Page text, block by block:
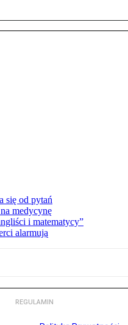
się od pytań
medycynę
i matematycy”
alarmują
REGULAMIN